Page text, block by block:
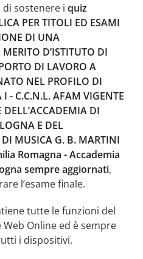
sostenere i quiz
PER TITOLI ED ESAMI
DI UNA
D’ISTITUTO DI
DI LAVORO A
NEL PROFILO DI
I - C.C.N.L. AFAM VIGENTE
DELL’ACCADEMIA DI
E DEL
MUSICA G. B. MARTINI
Romagna - Accademia
sempre aggiornati,
l’esame finale.
tutte le funzioni del
Online ed è sempre
i dispositivi.